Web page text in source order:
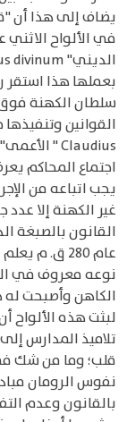
في الألواح
بعملها هذا استقر
سلطان الكهنة
يجب اتباعه من
غير الكهنة إلا
عام 280 ق.
نوعه معروف في
الكاهن وأصبحت
لبثت هذه الألواح
تلاميذ المدارس
قلب؛ وما من شك
نفوس الرومان
بالقانون وعدم